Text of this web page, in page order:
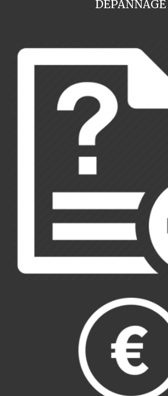
DEPANNAGE